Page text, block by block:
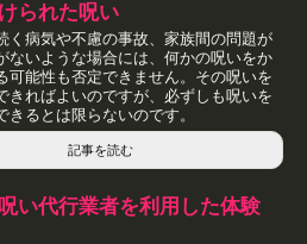
られた呪い
く病気や不慮の事故、家族間の問題が
ないような場合には、何かの呪いをか
可能性も否定できません。その呪いを
きればよいのですが、必ずしも呪いを
きるとは限らないのです。
記事を読む
い代行業者を利用した体験